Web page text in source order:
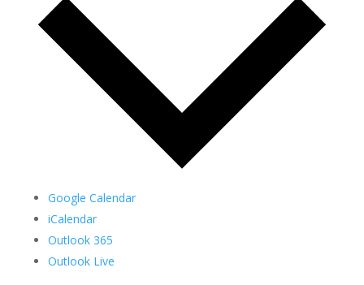
Google Calendar
iCalendar
Outlook 365
Outlook Live